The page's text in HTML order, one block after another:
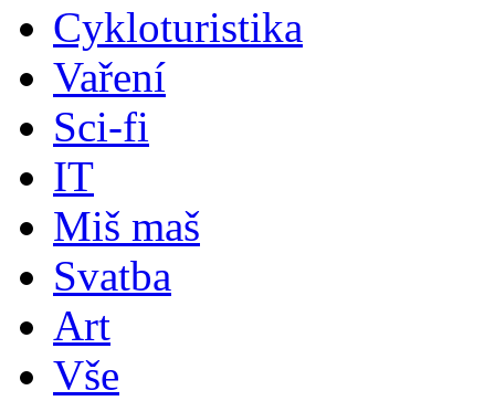
Cykloturistika
Vaření
Sci-fi
IT
Miš maš
Svatba
Art
Vše